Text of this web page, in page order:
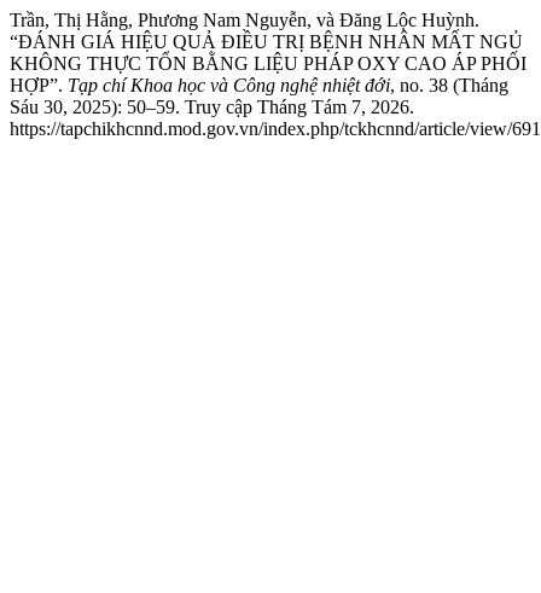
Trần, Thị Hằng, Phương Nam Nguyễn, và Đăng Lộc Huỳnh.
“ĐÁNH GIÁ HIỆU QUẢ ĐIỀU TRỊ BỆNH NHÂN MẤT NGỦ
KHÔNG THỰC TỔN BẰNG LIỆU PHÁP OXY CAO ÁP PHỐI
HỢP”. Tạp chí Khoa học và Công nghệ nhiệt đới, no. 38 (Tháng
Sáu 30, 2025): 50–59. Truy cập Tháng Tám 7, 2026.
https://tapchikhcnnd.mod.gov.vn/index.php/tckhcnnd/article/view/